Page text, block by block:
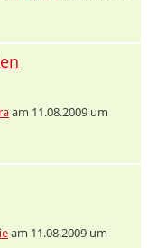
am 11.08.2009 um
am 11.08.2009 um